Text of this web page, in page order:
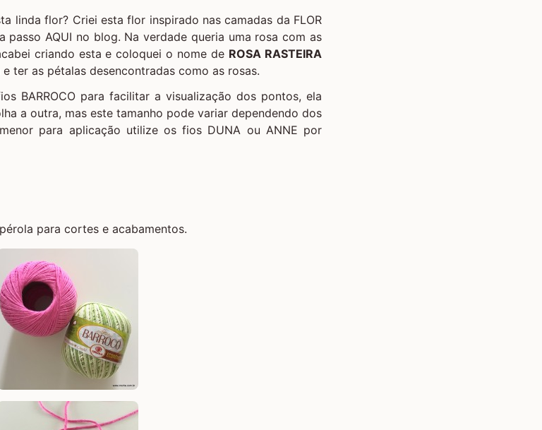
linda flor? Criei esta flor inspirado nas camadas da FLOR
passo AQUI no blog. Na verdade queria uma rosa com as
criando esta e coloquei o nome de ROSA RASTEIRA
ter as pétalas desencontradas como as rosas.
BARROCO para facilitar a visualização dos pontos, ela
a outra, mas este tamanho pode variar dependendo dos
para aplicação utilize os fios DUNA ou ANNE por
para cortes e acabamentos.